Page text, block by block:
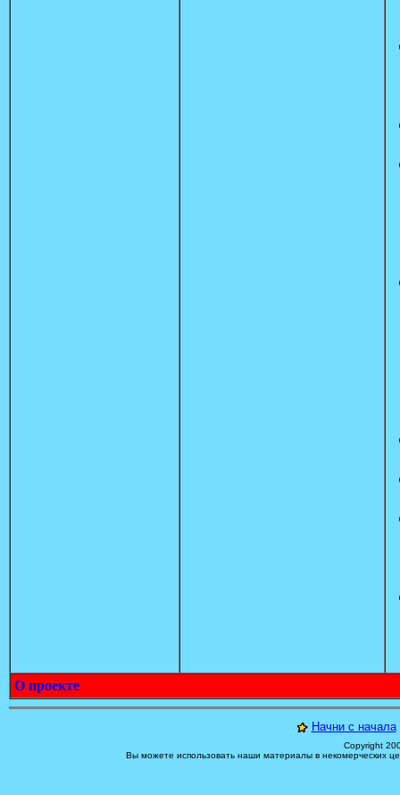
О проекте
Начни с начала
Copyright
Вы можете использовать наши материалы в некомерческих